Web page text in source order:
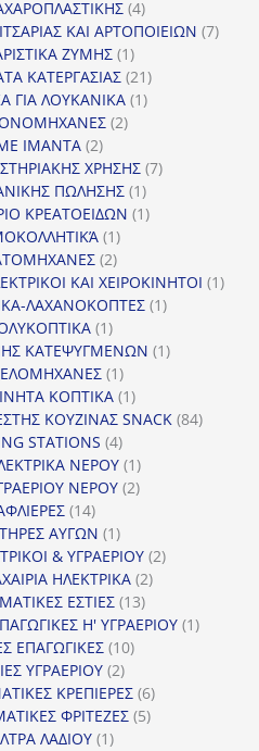
44
προϊόντα
ΚΑΙ ΑΡΤΟΠΟΙΕΙΩΝ 77
ΖΥΜΗΣ 11
προϊόν
ΚΑΤΕΡΓΑΣΙΑΣ 2121
προϊόντα
ΓΙΑ ΛΟΥΚΑΝΙΚΑ 11
22
ΙΜΑΝΤΑ 22
προϊόντα
ΧΡΗΣΗΣ 77
ΠΩΛΗΣΗΣ 11
προϊόν
ΚΡΕΑΤΟΕΙΔΩΝ 11
11
προϊόν
22
προϊόντα
ΚΑΙ ΧΕΙΡΟΚΙΝΗΤΟΙ 11
ΛΑΧΑΝΟΚΟΠΤΕΣ 11
11
προϊόν
ΚΑΤΕΨΥΓΜΕΝΩΝ 11
11
προϊόν
ΚΟΠΤΙΚΑ 11
προϊόν
ΚΟΥΖΙΝΑΣ SNACK 8484
STATIONS 44
προϊόντα
ΝΕΡΟΥ 11
προϊόν
ΝΕΡΟΥ 22
1414
προϊόντα
ΑΥΓΩΝ 11
προϊόν
& ΥΓΡΑΕΡΙΟΥ 22
ΗΛΕΚΤΡΙΚΑ 22
ΕΣΤΙΕΣ 1313
προϊόντα
Η' ΥΓΡΑΕΡΙΟΥ 11
ΕΠΑΓΩΓΙΚΕΣ 1010
ΥΓΡΑΕΡΙΟΥ 22
προϊόντα
ΚΡΕΠΙΕΡΕΣ 66
προϊόντα
ΦΡΙΤΕΖΕΣ 55
ΛΑΔΙΟΥ 11